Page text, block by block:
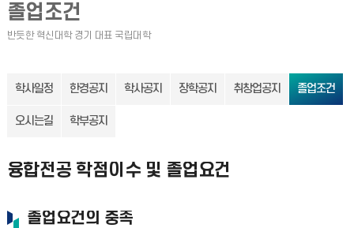
졸업조건
학사일정 한경공지 학사공지 장학공지 취창업공지 졸업조건
오시는길 학부공지
융합전공 학점이수 및 졸업요건
졸업요건의 충족